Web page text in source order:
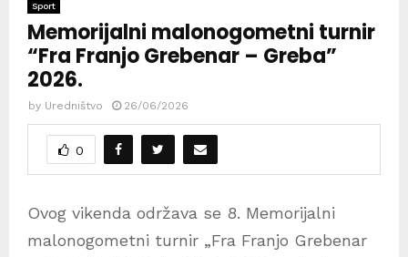
Sport
Memorijalni malonogometni turnir
“Fra Franjo Grebenar – Greba”
2026.
by Uredništvo 26/06/2026
0
Ovog vikenda održava se 8. Memorijalni
malonogometni turnir „Fra Franjo Grebenar